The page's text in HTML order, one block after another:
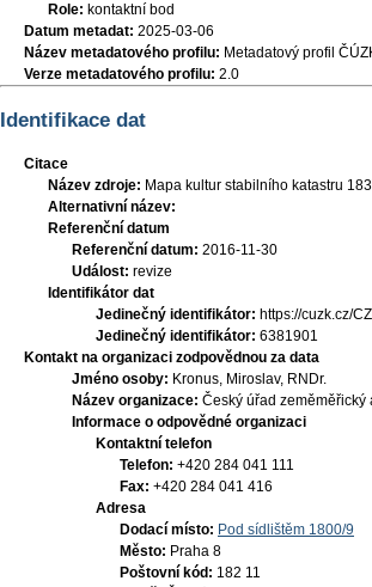
Role: kontaktní bod
Datum metadat: 2025-03-06
Název metadatového profilu: Metadatový profil
Verze metadatového profilu: 2.0
Identifikace dat
Citace
Název zdroje: Mapa kultur stabilního katastru
Alternativní název:
Referenční datum
Referenční datum: 2016-11-30
Událost: revize
Identifikátor dat
Jedinečný identifikátor: https://cuzk.cz/
Jedinečný identifikátor: 6381901
Kontakt na organizaci zodpovědnou za data
Jméno osoby: Kronus, Miroslav, RNDr.
Název organizace: Český úřad zeměměřický
Informace o odpovědné organizaci
Kontaktní telefon
Telefon: +420 284 041 111
Fax: +420 284 041 416
Adresa
Dodací místo: Pod sídlištěm 1800/9
Město: Praha 8
Poštovní kód: 182 11